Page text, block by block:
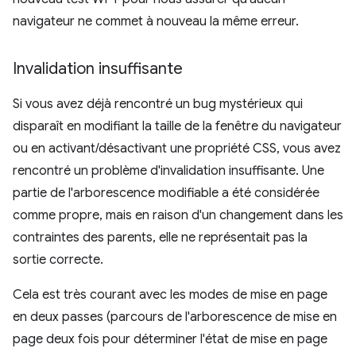
navigateur ne commet à nouveau la même erreur.
Invalidation insuffisante
Si vous avez déjà rencontré un bug mystérieux qui
disparaît en modifiant la taille de la fenêtre du navigateur
ou en activant/désactivant une propriété CSS, vous avez
rencontré un problème d'invalidation insuffisante. Une
partie de l'arborescence modifiable a été considérée
comme propre, mais en raison d'un changement dans les
contraintes des parents, elle ne représentait pas la
sortie correcte.
Cela est très courant avec les modes de mise en page
en deux passes (parcours de l'arborescence de mise en
page deux fois pour déterminer l'état de mise en page